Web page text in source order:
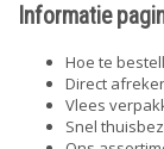
Informatie
Hoe te
Direct
Vlees
Snel